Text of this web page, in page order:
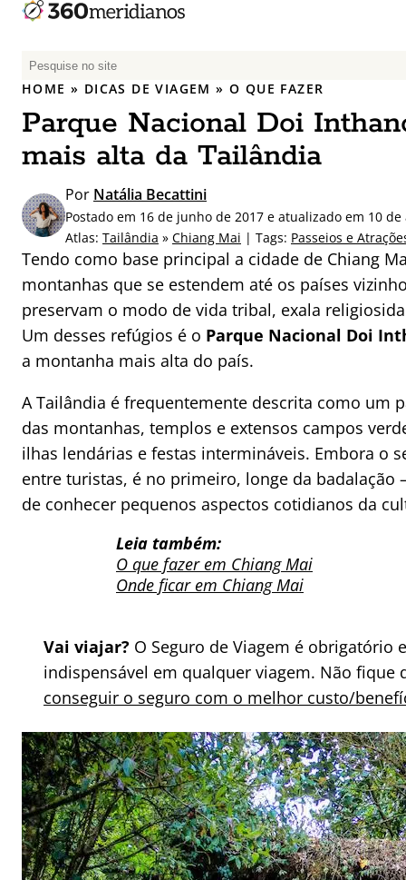
P
e
q
u
i
a
r
p
o
:
HOME » DICAS DE VIAGEM »O QUE FAZER
Parque Nacional Doi
mais alta da Tailândia
Por Natália Becattini
Postado em 16 de junho de 2017 e atualizado em 10
Atlas: Tailândia » Chiang Mai | Tags: Passeios e
Tendo como base principal a cidade de Chiang
montanhas que se estendem até os países
preservam o modo de vida tribal, exala
Um desses refúgios é o Parque Nacional Doi
a montanha mais alta do país.
A Tailândia é frequentemente descrita como um
das montanhas, templos e extensos campos
ilhas lendárias e festas intermináveis. Embora o
entre turistas, é no primeiro, longe da badalação
de conhecer pequenos aspectos cotidianos da
Leia também:
O que fazer em Chiang Mai
Onde ficar em Chiang Mai
Vai viajar? O Seguro de Viagem é obrigatório
indispensável em qualquer viagem. Não
conseguir o seguro com o melhor custo/